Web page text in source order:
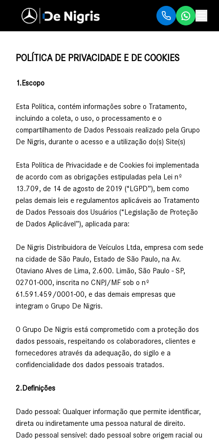
POLÍTICA DE PRIVACIDADE E DE COOKIES
1.Escopo
Esta Política, contém informações sobre o Tratamento,
incluindo a coleta, o uso, o processamento e o
compartilhamento de Dados Pessoais realizado pela Grupo
De Nigris, durante o acesso e a utilização do(s) Site(s)
Esta Política de Privacidade e de Cookies foi implementada
de acordo com as obrigações estipuladas pela Lei nº
13.709, de 14 de agosto de 2019 (“LGPD”), bem como
pelas demais leis e regulamentos aplicáveis ao Tratamento
de Dados Pessoais dos Usuários (“Legislação de Proteção
de Dados Aplicável”), aplicada para:
De Nigris Distribuidora de Veículos Ltda, empresa com sede
na cidade de São Paulo, Estado de São Paulo, na Av.
Otaviano Alves de Lima, 2.600. Limão, São Paulo - SP,
02701-000, inscrita no CNPJ/MF sob o nº
61.591.459/0001-00, e das demais empresas que
integram o Grupo De Nigris.
O Grupo De Nigris está comprometido com a proteção dos
dados pessoais, respeitando os colaboradores, clientes e
fornecedores através da adequação, do sigilo e a
confidencialidade dos dados pessoais tratados.
2.Definições
Dado pessoal: Qualquer informação que permite identificar,
direta ou indiretamente uma pessoa natural de direito.
Dado pessoal sensível: dado pessoal sobre origem racial ou